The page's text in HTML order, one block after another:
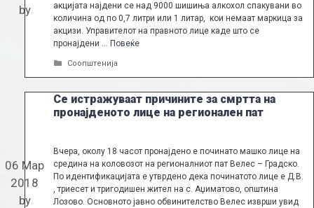
by
акцијата најдени се над 9000 шишиња алкохол спакувани во
количина од по 0,7 литри или 1 литар, кои немаат маркица за
акцизи. Управителот на правното лице каде што се
пронајдени … Повеќе
Categories
Соопштенија
Се истражуваат причините за смртта на
пронајденото лице на регионален пат
06 Мар
2018
by
Вчера, околу 18 часот пронајдено е починато машко лице на
средина на коловозот на регионалниот пат Велес – Градско.
По идентификацијата е утврдено дека починатото лице е Д.В.
, триесет и тригодишен жител на с. Аџиматово, општина
Лозово. Основното јавно обвинителство Велес изврши увид